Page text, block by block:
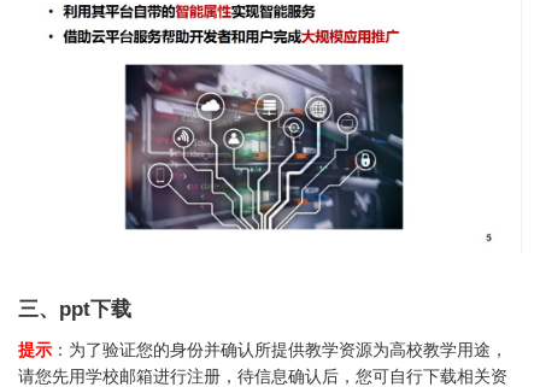
三、ppt下载
提示 ：为了验证您的身份并确认所提供教学资源为高校教学用途，
请您先用学校邮箱进行注册，待信息确认后，您可自行下载相关资